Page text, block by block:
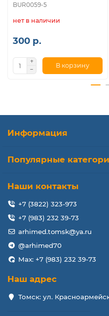
BUR0059-5
нет в наличии
300 р.
В корзину
Информация
Популярные
Наши контакты
+7 (3822) 323-973
+7 (983) 232 39-73
arhimed.tomsk@ya.ru
@arhimed70
Max: +7 (983) 232 39-73
Наш адрес
Томск: ул.